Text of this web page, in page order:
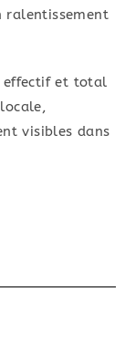
ralentissement
effectif et total
visibles dans